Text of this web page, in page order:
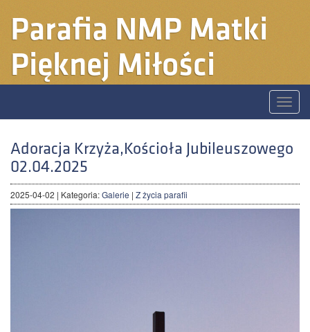
Parafia NMP Matki
Pięknej Miłości
Toggle
Adoracja Krzyża,Kościoła Jubileuszowego
02.04.2025
2025-04-02 | Kategoria:Galerie | Z życia parafii